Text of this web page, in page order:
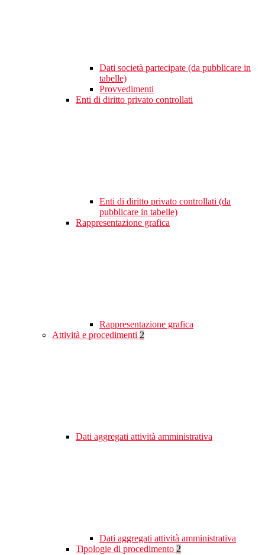
Dati società partecipate (da pubblicare in
tabelle)
Provvedimenti
Enti di diritto privato controllati
Enti di diritto privato controllati (da
pubblicare in tabelle)
Rappresentazione grafica
Rappresentazione grafica
Attività e procedimenti 2
Dati aggregati attività amministrativa
Dati aggregati attività amministrativa
Tipologie di procedimento 2